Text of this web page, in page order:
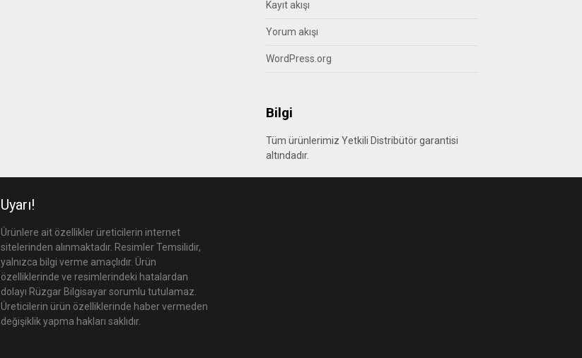
Kayıt akışı
Yorum akışı
WordPress.org
Bilgi
Tüm ürünlerimiz Yetkili Distribütör garantisi
altındadır.
Uyarı!
Ürünlere ait özellikler üreticilerin internet
sitelerinden alınmaktadır. Resimler Temsilidir,
yalnızca bilgi verme amaçlıdır. Ürün
özelliklerinde ve resimlerindeki hatalardan
dolayı Rüzgar Bilgisayar sorumlu tutulamaz.
Üreticilerin ürün özelliklerinde haber vermeden
değişiklik yapma hakları saklıdır.